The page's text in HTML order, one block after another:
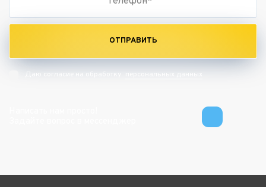
ОТПРАВИТЬ
Даю согласие на обработку персональных данных